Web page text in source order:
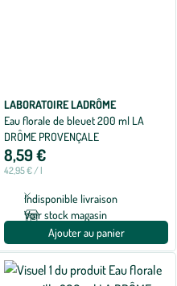
LABORATOIRE LADRÔME
Eau florale de bleuet 200 ml LA
DRÔME PROVENÇALE
8,59 €
42,95 € / l
Indisponible livraison
Voir stock magasin
Ajouter au panier